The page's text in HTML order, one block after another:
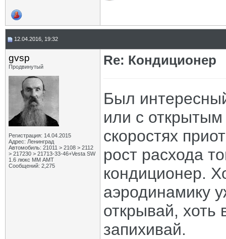
12.04.2016, 19:32
gvsp
Продвинутый
Регистрация: 14.04.2015
Адрес: Ленинград
Автомобиль: 21011 > 2108 > 2112
> 217230 > 21713-33-46+Vesta SW
1.6 люкс ММ АМТ
Сообщений: 2,275
Re: Кондиционер
Был
или с
скоростях
рост расхода
кондиционер.
аэродинамику
открывай, хоть
запихивай.